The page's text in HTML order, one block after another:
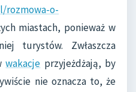
rozmowa-o-
miastach, ponieważ w
turystów. Zwłaszcza
wakacje przyjeżdżają, by
nie oznacza to, że